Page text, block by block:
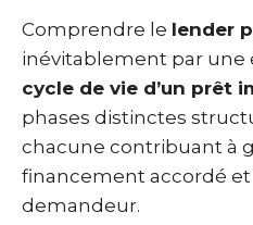
Comprendre le lender
inévitablement par une
cycle de vie d’un prêt
phases distinctes
chacune contribuant à
financement accordé et
demandeur.